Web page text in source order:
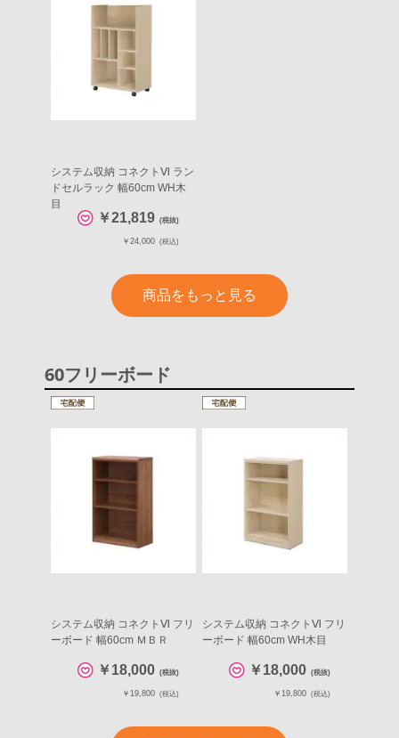
システム収納 コネクトⅥ ラン
ドセルラック 幅60cm WH木
目
￥21,819 (税抜)
￥24,000 (税込)
商品をもっと見る
60フリーボード
システム収納 コネクトⅥ フリ
ーボード 幅60cm ＭＢＲ
￥18,000 (税抜)
￥19,800 (税込)
システム収納 コネクトⅥ フリ
ーボード 幅60cm WH木目
￥18,000 (税抜)
￥19,800 (税込)